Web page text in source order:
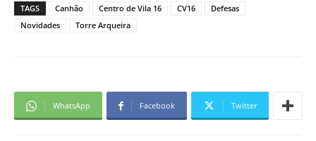
TAGS Canhão Centro de Vila 16 CV16
Defesas
Novidades
Torre Arqueira
WhatsApp Facebook Twitter